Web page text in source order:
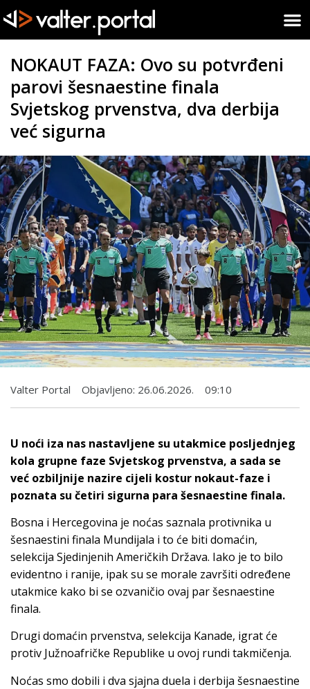
NOKAUT FAZA: Ovo su potvrđeni
parovi šesnaestine finala
Svjetskog prvenstva, dva derbija
već sigurna
Valter Portal Objavljeno: 26.06.2026. 09:10
U noći iza nas nastavljene su utakmice posljednjeg
kola grupne faze Svjetskog prvenstva, a sada se
već ozbiljnije nazire cijeli kostur nokaut-faze i
poznata su četiri sigurna para šesnaestine finala.
Bosna i Hercegovina je noćas saznala protivnika u
šesnaestini finala Mundijala i to će biti domaćin,
selekcija Sjedinjenih Američkih Država. Iako je to bilo
evidentno i ranije, ipak su se morale završiti određene
utakmice kako bi se ozvaničio ovaj par šesnaestine
finala.
Drugi domaćin prvenstva, selekcija Kanade, igrat će
protiv Južnoafričke Republike u ovoj rundi takmičenja.
Noćas smo dobili i dva sjajna duela i derbija šesnaestine